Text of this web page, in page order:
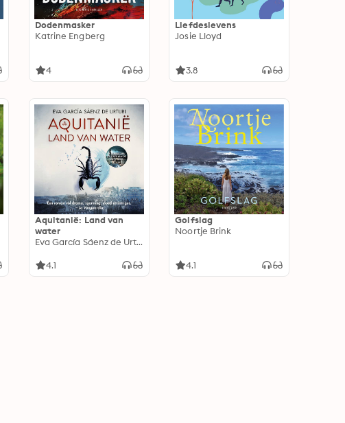
Dodenmasker
Katrine Engberg
4
Liefdeslevens
Josie Lloyd
3.8
Aquitanië: Land van
water
Eva García Sáenz de Urturi
4.1
Golfslag
Noortje Brink
4.1